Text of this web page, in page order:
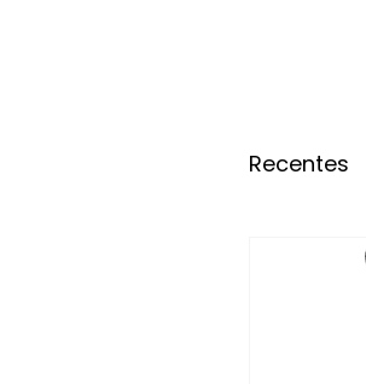
Recentes